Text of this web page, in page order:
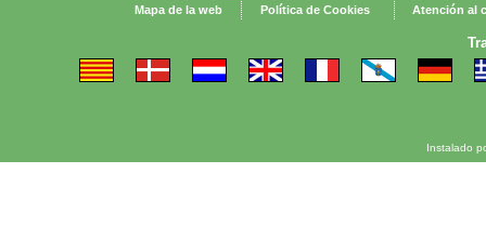
Mapa de la web
Política de Cookies
Atención al
Instalado